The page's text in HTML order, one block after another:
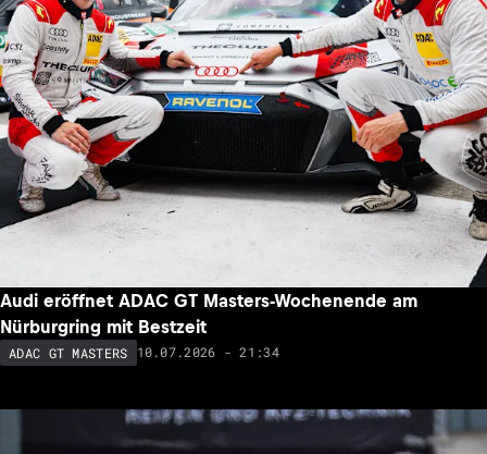
Audi eröffnet ADAC GT Masters-Wochenende am
Nürburgring mit Bestzeit
ADAC GT MASTERS 10.07.2026 - 21:34